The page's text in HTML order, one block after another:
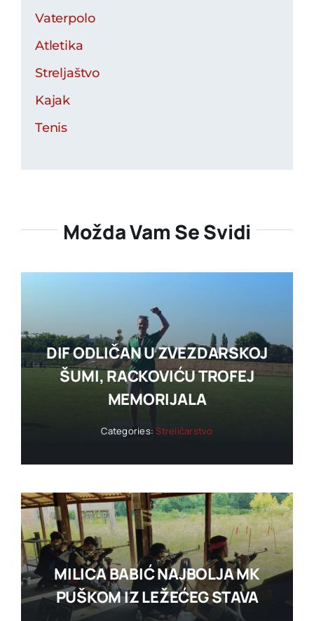
Vaterpolo
Atletika
Streljaštvo
Kajak
Tenis
Možda Vam Se Svidi
DIF ODLIČAN U ZVEZDARSKOJ
ŠUMI, RACKOVIĆU TROFEJ
MEMORIJALA
Categories:Streličarstvo
MILICA BABIĆ NAJBOLJA MK
PUŠKOM IZ LEŽEĆEG STAVA